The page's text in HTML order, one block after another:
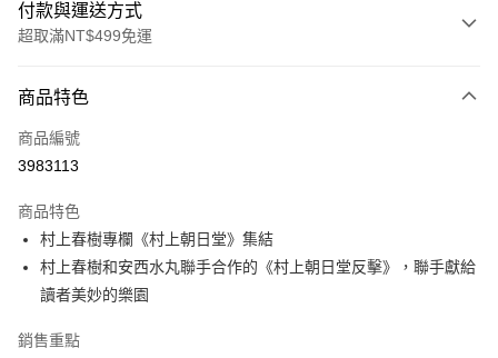
付款與運送方式
超取滿NT$499免運
信用卡一次付款
ATM付款
運送方式
付款後全家取貨
每筆NT$60，滿NT$499(含以上)免運費
每筆NT$60，滿NT$499(含以上)免運費
商品特色
商品編號
3983113
商品特色
村上春樹專欄《村上朝日堂》集結
村上春樹和安西水丸聯手合作的《村上朝日堂反擊》，聯手獻給
讀者美妙的樂園
銷售重點